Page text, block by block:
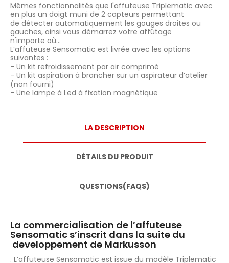
Mêmes fonctionnalités que l'affuteuse Triplematic avec
en plus un doigt muni de 2 capteurs permettant
de détecter automatiquement les gouges droites ou
gauches, ainsi vous démarrez votre affûtage
n'importe où...
L’affuteuse Sensomatic est livrée avec les options
suivantes :
- Un kit refroidissement par air comprimé
- Un kit aspiration à brancher sur un aspirateur d’atelier
(non fourni)
- Une lampe à Led à fixation magnétique
LA DESCRIPTION
DÉTAILS DU PRODUIT
QUESTIONS(FAQS)
La commercialisation de l’affuteuse
Sensomatic s’inscrit dans la suite du
developpement de Markusson
. L’affuteuse Sensomatic est issue du modèle Triplematic